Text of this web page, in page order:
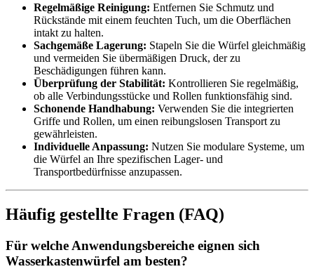
Regelmäßige Reinigung: Entfernen Sie Schmutz und
Rückstände mit einem feuchten Tuch, um die Oberflächen
intakt zu halten.
Sachgemäße Lagerung: Stapeln Sie die Würfel gleichmäßig
und vermeiden Sie übermäßigen Druck, der zu
Beschädigungen führen kann.
Überprüfung der Stabilität: Kontrollieren Sie regelmäßig,
ob alle Verbindungsstücke und Rollen funktionsfähig sind.
Schonende Handhabung: Verwenden Sie die integrierten
Griffe und Rollen, um einen reibungslosen Transport zu
gewährleisten.
Individuelle Anpassung: Nutzen Sie modulare Systeme, um
die Würfel an Ihre spezifischen Lager- und
Transportbedürfnisse anzupassen.
Häufig gestellte Fragen (FAQ)
Für welche Anwendungsbereiche eignen sich
Wasserkastenwürfel am besten?